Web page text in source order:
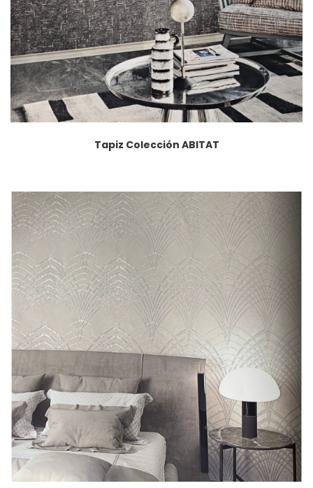
Tapiz Colección ABITAT